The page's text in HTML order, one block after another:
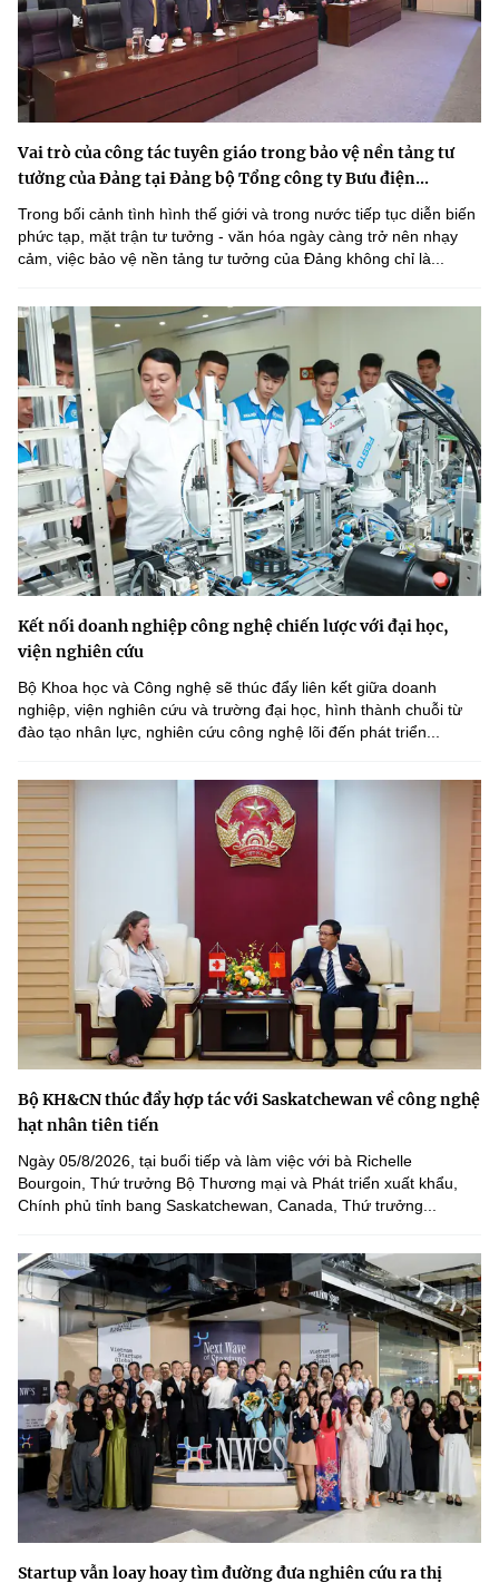
Vai trò của công tác tuyên giáo trong bảo vệ nền tảng tư
tưởng của Đảng tại Đảng bộ Tổng công ty Bưu điện...
Trong bối cảnh tình hình thế giới và trong nước tiếp tục diễn biến
phức tạp, mặt trận tư tưởng - văn hóa ngày càng trở nên nhạy
cảm, việc bảo vệ nền tảng tư tưởng của Đảng không chỉ là...
Kết nối doanh nghiệp công nghệ chiến lược với đại học,
viện nghiên cứu
Bộ Khoa học và Công nghệ sẽ thúc đẩy liên kết giữa doanh
nghiệp, viện nghiên cứu và trường đại học, hình thành chuỗi từ
đào tạo nhân lực, nghiên cứu công nghệ lõi đến phát triển...
Bộ KH&CN thúc đẩy hợp tác với Saskatchewan về công nghệ
hạt nhân tiên tiến
Ngày 05/8/2026, tại buổi tiếp và làm việc với bà Richelle
Bourgoin, Thứ trưởng Bộ Thương mại và Phát triển xuất khẩu,
Chính phủ tỉnh bang Saskatchewan, Canada, Thứ trưởng...
Startup vẫn loay hoay tìm đường đưa nghiên cứu ra thị